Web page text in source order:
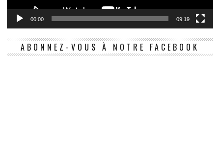
00:00 09:19
ABONNEZ-VOUS À NOTRE FACEBOOK